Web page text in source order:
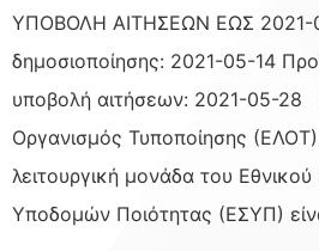
ΥΠΟΒΟΛΗ ΑΙΤΗΣΕΩΝ ΕΩΣ 2021-
δημοσιοποίησης: 2021-05-14
υποβολή αιτήσεων: 2021-05-28
Οργανισμός Τυποποίησης
λειτουργική μονάδα του
Υποδομών Ποιότητας (ΕΣΥΠ)